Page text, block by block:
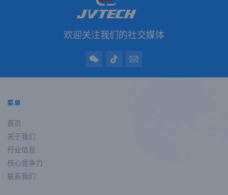
欢迎关注我们的社交媒体
菜单
首页
关于我们
行业信息
核心竞争力
联系我们